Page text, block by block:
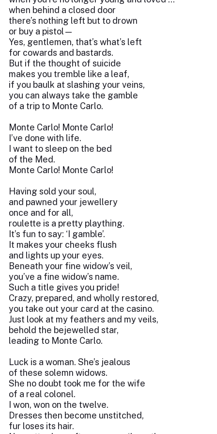
when behind a closed door
there’s nothing left but to drown
or buy a pistol—
Yes, gentlemen, that’s what’s left
for cowards and bastards.
But if the thought of suicide
makes you tremble like a leaf,
if you baulk at slashing your veins,
you can always take the gamble
of a trip to Monte Carlo.
Monte Carlo! Monte Carlo!
I’ve done with life.
I want to sleep on the bed
of the Med.
Monte Carlo! Monte Carlo!
Having sold your soul,
and pawned your jewellery
once and for all,
roulette is a pretty plaything.
It’s fun to say: ‘I gamble’.
It makes your cheeks flush
and lights up your eyes.
Beneath your fine widow’s veil,
you’ve a fine widow’s name.
Such a title gives you pride!
Crazy, prepared, and wholly restored,
you take out your card at the casino.
Just look at my feathers and my veils,
behold the bejewelled star,
leading to Monte Carlo.
Luck is a woman. She’s jealous
of these solemn widows.
She no doubt took me for the wife
of a real colonel.
I won, won on the twelve.
Dresses then become unstitched,
fur loses its hair.